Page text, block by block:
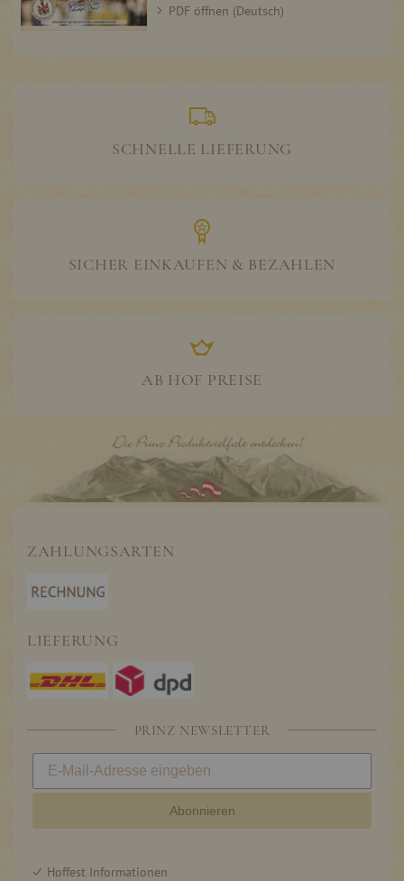
PDF öffnen (Deutsch)
SCHNELLE LIEFERUNG
SICHER EINKAUFEN & BEZAHLEN
AB HOF PREISE
ZAHLUNGSARTEN
LIEFERUNG
PRINZ NEWSLETTER
Abonnieren
Hoffest Informationen